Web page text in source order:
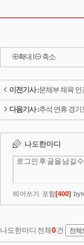
확대 l 축소
이전기사 :문체부 체육 인
다음기사 :추석 연휴 경기